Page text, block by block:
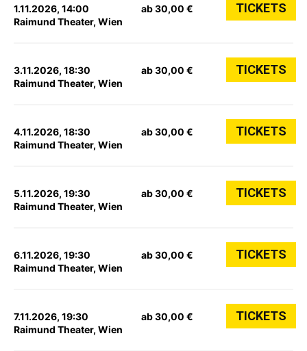
1.11.2026, 14:00
Raimund Theater, Wien
ab 30,00 € TICKETS
3.11.2026, 18:30
Raimund Theater, Wien
ab 30,00 € TICKETS
4.11.2026, 18:30
Raimund Theater, Wien
ab 30,00 € TICKETS
5.11.2026, 19:30
Raimund Theater, Wien
ab 30,00 € TICKETS
6.11.2026, 19:30
Raimund Theater, Wien
ab 30,00 € TICKETS
7.11.2026, 19:30
Raimund Theater, Wien
ab 30,00 € TICKETS